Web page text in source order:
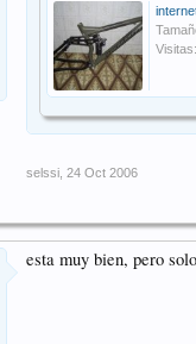
Visitas:
selssi 24 Oct 2006
esta muy bien, pero